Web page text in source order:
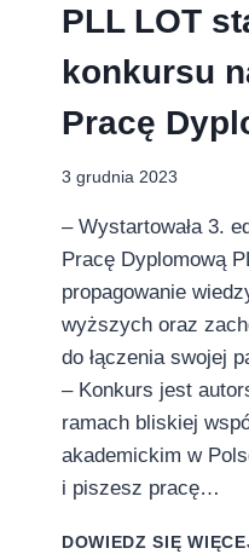
PLL LOT
konkursu
Pracę
3 grudnia 2023
– Wystartowała 3.
Pracę Dyplomową
propagowanie
wyższych oraz
do łączenia swojej
– Konkurs jest
ramach bliskiej
akademickim w
i piszesz pracę…
DOWIEDZ SIĘ